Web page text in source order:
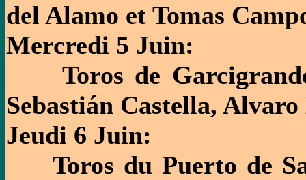
del Alamo et Tomas
Mercredi 5 Juin:
Toros de
Sebastián Castella,
Jeudi 6 Juin:
Toros du Puerto de